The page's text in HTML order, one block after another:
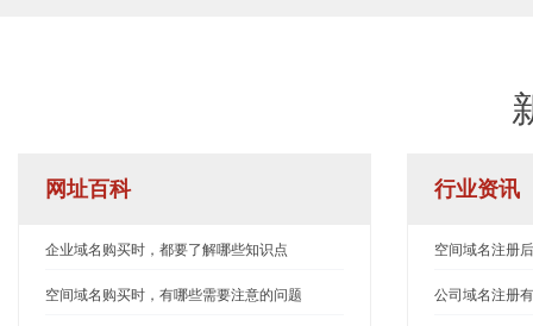
网址百科
企业域名购买时，都要了解哪些知识点
空间域名购买时，有哪些需要注意的问题
行业资讯
空间域名注册
公司域名注册